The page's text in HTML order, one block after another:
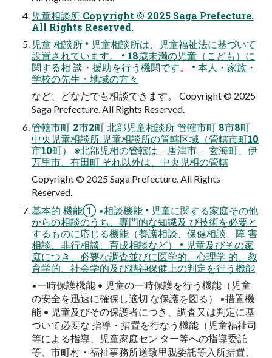
児童相談所 Copyright © 2025 Saga Prefecture.
All Rights Reserved.
児童 相談所 • 児童相談所は、児童福祉法に基づいて
設置されています。 • 18歳未満の児童（こども）に
関する相 談・援助を行う機関です。 • 本人・家族・
学校の先生・地域の方々
など、どなたでも相談できます。 Copyright © 2025
Saga Prefecture. All Rights Reserved.
管轄市町 2市2町 北部児童相談所 管轄市町 8市8町
中央児童相談所 児童相談所の管轄区域（管轄市町10
市10町） ※北部児相の管轄は、唐津市、 玄海町、伊
万里市、有田町 それ以外は、中央児相の管轄
Copyright © 2025 Saga Prefecture. All Rights
Reserved.
基本的 機能① ▪相談機能 • 児童に関する家庭その他
からの相談のうち、専門的な知識及 び技術を必要と
するものに応じる機能（養護相談、保健相談、障 害
相談、非行相談、育成相談など） • 児童及びその家
庭につき、必要な調査並びに医学的、心理学 的、教
育学的、社会学的及び精神保健上の判定を行う機能
▪一時保護機能 • 児童の一時保護を行う機能（児童
の安全を迅速に確保し適切 な保護を図る） ▪措置機
能 • 児童及びその保護者につき、調査又は判定に基
づいて必要な 指導・措置を行なう機能（児童福祉司
等による指導、児童家庭セン ター等への指導委託
等、市町村・福祉事務所送致里親委託等入所措置、